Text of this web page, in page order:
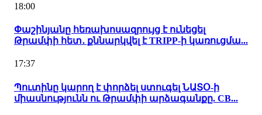
18:00
Փաշինյանը հեռախոսազրույց է ունեցել
Թրամփի հետ․ քննարկվել է TRIPP-ի կառուցմա...
17:37
Պուտինը կարող է փորձել ստուգել ՆԱՏՕ-ի
միասնությունն ու Թրամփի արձագանքը. CB...